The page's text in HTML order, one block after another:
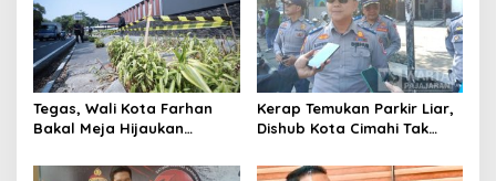
Tegas, Wali Kota Farhan
Bakal Meja Hijaukan
Riau
Kerap Temukan Parkir Liar,
Dishub Kota Cimahi Tak
Pembinaan